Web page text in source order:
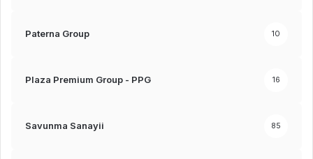
Paterna Group 10
Plaza Premium Group - PPG 16
Savunma Sanayii 85